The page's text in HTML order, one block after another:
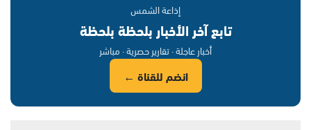
إذاعة الشمس
تابع آخر الأخبار بلحظة بلحظة
أخبار عاجلة · تقارير حصرية · مباشر
انضم للقناة ←